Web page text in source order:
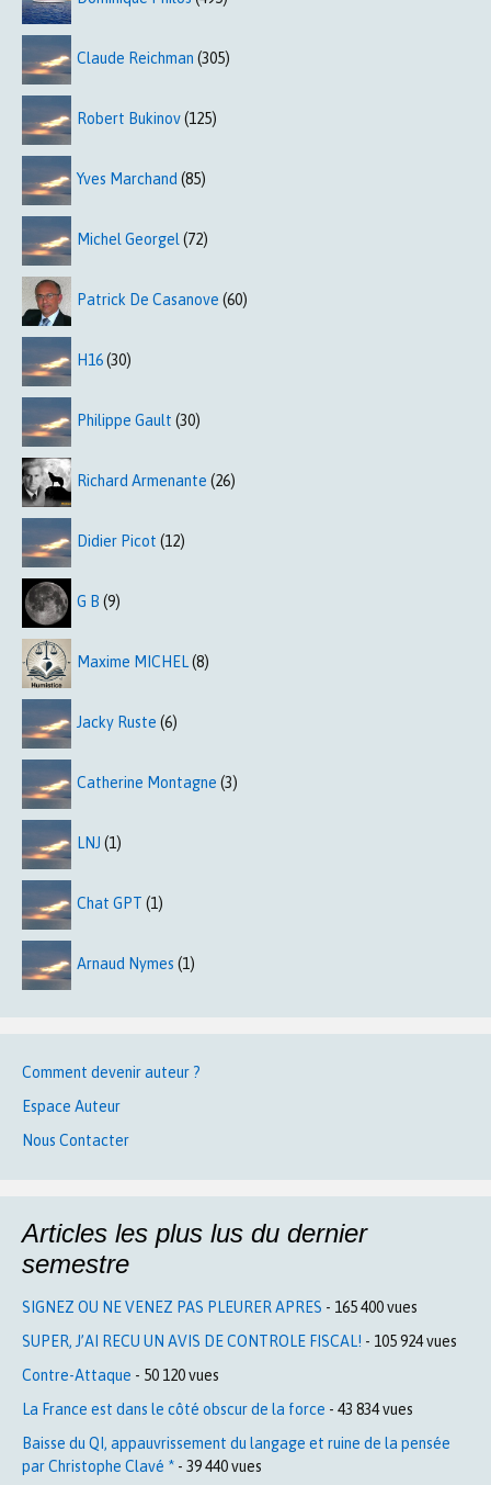
Claude Reichman (305)
Robert Bukinov(125)
Yves Marchand (85)
Michel Georgel (72)
Patrick De Casanove (60)
H16(30)
Philippe Gault (30)
Richard Armenante (26)
Didier Picot (12)
G B (9)
Maxime MICHEL(8)
Jacky Ruste (6)
Catherine Montagne (3)
LNJ (1)
Chat GPT (1)
Arnaud Nymes (1)
Comment devenir auteur ?
Espace Auteur
Nous Contacter
Articles les plus lus du dernier
semestre
SIGNEZ OU NE VENEZ PAS PLEURER APRES - 165 400 vues
SUPER, J’AI RECU UN AVIS DE CONTROLE FISCAL! - 105 924 vues
Contre-Attaque - 50 120 vues
La France est dans le côté obscur de la force - 43 834 vues
Baisse du QI, appauvrissement du langage et ruine de la pensée
par Christophe Clavé * - 39 440 vues